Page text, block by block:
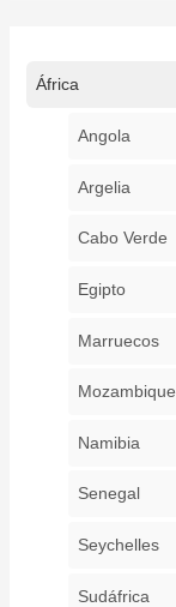
África
Angola
Argelia
Cabo Verde
Egipto
Marruecos
Mozambique
Namibia
Senegal
Seychelles
Sudáfrica